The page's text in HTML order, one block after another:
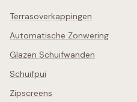
Terrasoverkappingen
Automatische Zonwering
Glazen Schuifwanden
Schuifpui
Zipscreens